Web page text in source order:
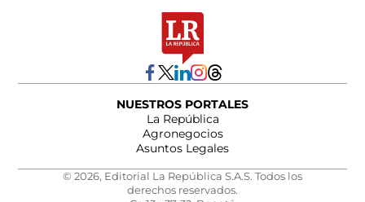
NUESTROS PORTALES
La República
Agronegocios
Asuntos Legales
© 2026, Editorial La República S.A.S. Todos los
derechos reservados.